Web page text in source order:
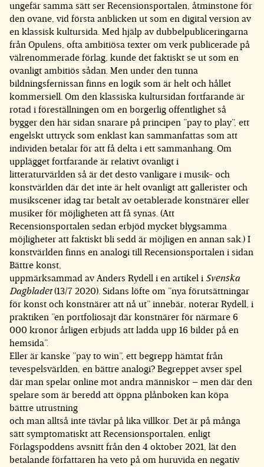
ungefär samma sätt ser Recensionsportalen, åtminstone för
den ovane, vid första anblicken ut som en digital version av
en klassisk kultursida. Med hjälp av dubbelpubliceringarna
från Opulens, ofta ambitiösa texter om verk publicerade på
välrenommerade förlag, kunde det faktiskt se ut som en
ovanligt ambitiös sådan. Men under den tunna
bildningsfernissan finns en logik som är helt och hållet
kommersiell. Om den klassiska kultursidan fortfarande är
rotad i föreställningen om en borgerlig offentlighet så
bygger den här sidan snarare på principen ”pay to play”, ett
engelskt uttryck som enklast kan sammanfattas som att
individen betalar för att få delta i ett sammanhang. Om
upplägget fortfarande är relativt ovanligt i
litteraturvärlden så är det desto vanligare i musik- och
konstvärlden där det inte är helt ovanligt att gallerister och
musikscener idag tar betalt av oetablerade konstnärer eller
musiker för möjligheten att få synas. (Att
Recensionsportalen sedan erbjöd mycket blygsamma
möjligheter att faktiskt bli sedd är möjligen en annan sak.) I
konstvärlden finns en analogi till Recensionsportalen i sidan
Bättre konst,
uppmärksammad av Anders Rydell i en artikel i Svenska
Dagbladet(13/7 2020). Sidans löfte om ”nya förutsättningar
för konst och konstnärer att nå ut” innebär, noterar Rydell, i
praktiken ”en portfoliosajt där konstnärer för närmare 6
000 kronor årligen erbjuds att ladda upp 16 bilder på en
hemsida”.
Eller är kanske ”pay to win”, ett begrepp hämtat från
tevespelsvärlden, en bättre analogi? Begreppet avser spel
där man spelar online mot andra människor – men där den
spelare som är beredd att öppna plånboken kan köpa
bättre utrustning
och man alltså inte tävlar på lika villkor. Det är på många
sätt symptomatiskt att Recensionsportalen, enligt
Förlagspoddens avsnitt från den 4 oktober 2021, lät den
betalande författaren ha veto på om huruvida en negativ